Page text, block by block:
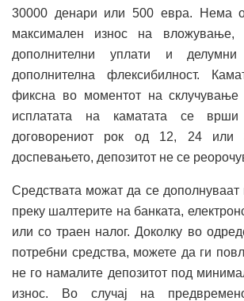
30000 денари или 500 евра. Нема
максимален износ на
дополнителни уплати и
дополнителна флексибилност.
фиксна во моментот на склучување
исплатата на каматата се
договорениот рок од 12, 24
доспевањето, депозитот не се
Средствата можат да се дополнуваат
преку шалтерите на банката,
или со траен налог. Доколку во
потребни средства, можете да ги
не го намалите депозитот под
износ. Во случај на